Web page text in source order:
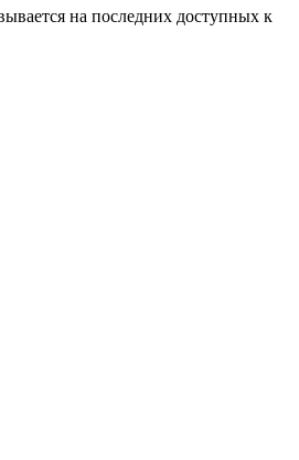
на последних доступных к